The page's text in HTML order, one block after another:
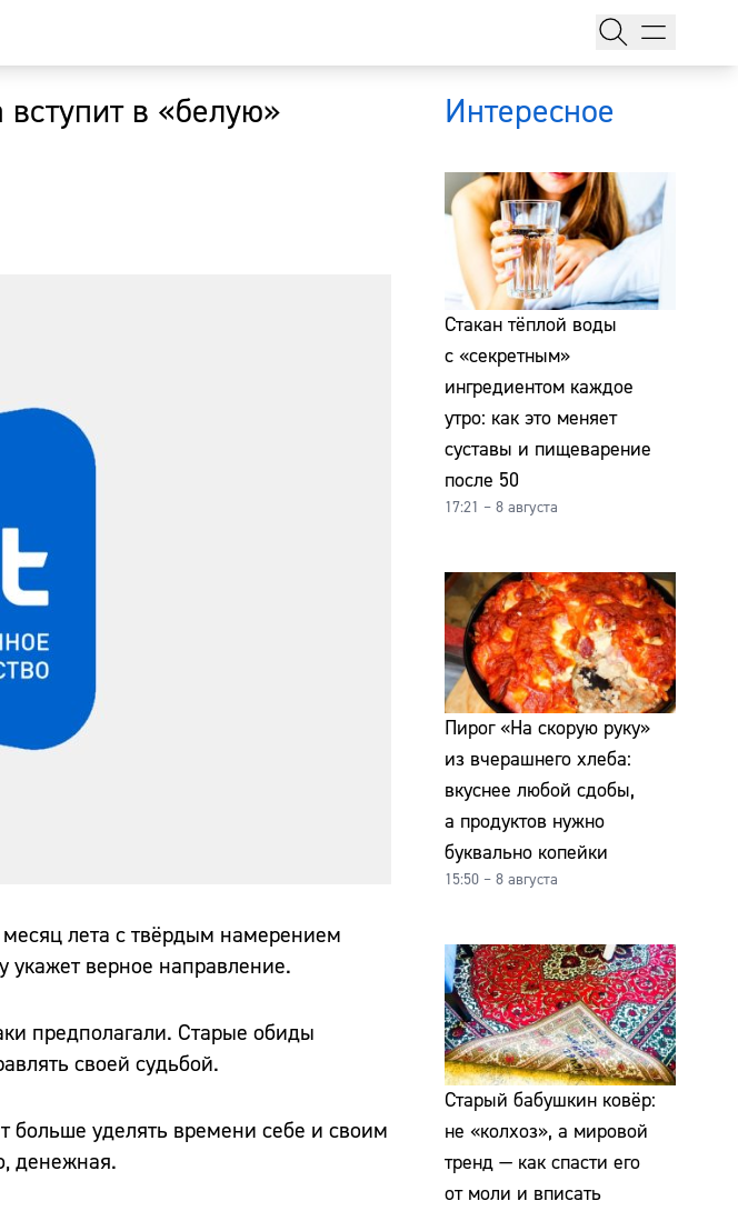
в «белую»
месяц лета с твёрдым намерением
укажет верное направление.
предполагали. Старые обиды
своей судьбой.
уделять времени себе и своим
денежная.
Интересное
Стакан тёплой воды
с «секретным»
ингредиентом каждое
утро: как это меняет
суставы и пищеварение
после 50
17:21 – 8 августа
Пирог «На скорую руку»
из вчерашнего хлеба:
вкуснее любой сдобы,
а продуктов нужно
буквально копейки
15:50 – 8 августа
Старый бабушкин ковёр:
не «колхоз», а мировой
тренд — как спасти его
от моли и вписать
Главная
Курсы валют